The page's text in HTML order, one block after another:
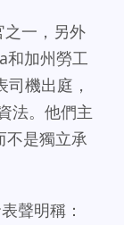
一，另外
和加州勞工
機出庭，
法。他們主
不是獨立承
聲明稱：